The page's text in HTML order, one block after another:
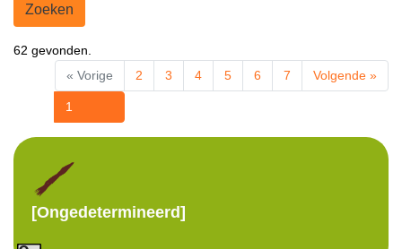
Zoeken
62 gevonden.
« Vorige
1
2 3 4 5 6 7 Volgende »
[Ongedetermineerd]